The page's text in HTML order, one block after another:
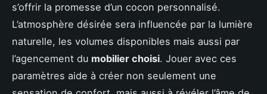
s’offrir la promesse d’un cocon personnalisé.
L’atmosphère désirée sera influencée par la lumière
naturelle, les volumes disponibles mais aussi par
l’agencement du mobilier choisi. Jouer avec ces
paramètres aide à créer non seulement une